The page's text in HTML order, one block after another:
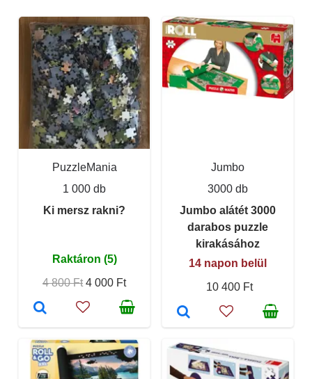
PuzzleMania
1 000 db
Ki mersz rakni?
Raktáron (5)
4 800 Ft 4 000 Ft
Jumbo
3000 db
Jumbo alátét 3000
darabos puzzle
kirakásához
14 napon belül
10 400 Ft